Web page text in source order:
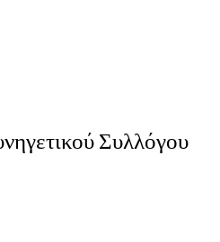
Συλλόγου